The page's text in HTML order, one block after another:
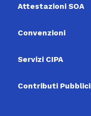
Attestazioni SOA
Convenzioni
Servizi CIPA
Contributi Pubblici